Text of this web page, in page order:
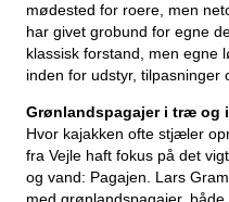
mødested for roere, men
har givet grobund for egne
klassisk forstand, men egne
inden for udstyr, tilpasninger
Grønlandspagajer i træ og
Hvor kajakken ofte stjæler
fra Vejle haft fokus på det
og vand: Pagajen. Lars